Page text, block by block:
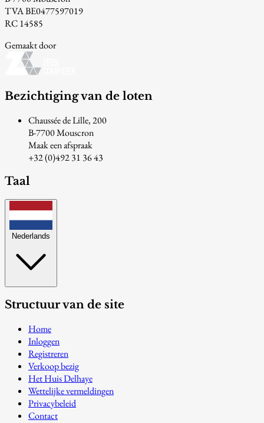
TVA BE0477597019
RC 14585
Gemaakt door
Bezichtiging van de loten
Chaussée de Lille, 200
B-7700 Mouscron
Maak een afspraak
+32 (0)492 31 36 43
Taal
Nederlands
Structuur van de site
Home
Inloggen
Registreren
Verkoop bezig
Het Huis Delhaye
Wettelijke vermeldingen
Privacybeleid
Contact